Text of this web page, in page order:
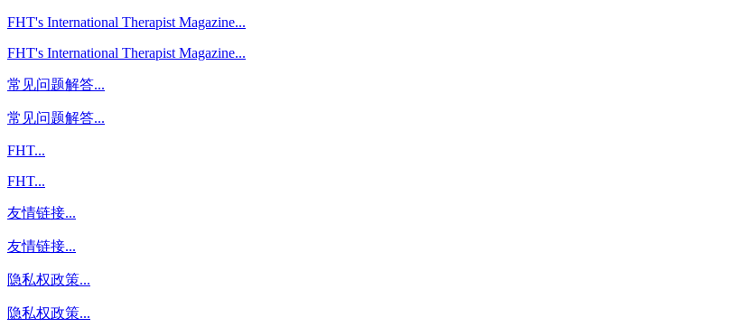
FHT's International Therapist Magazine...
FHT's International Therapist Magazine...
常见问题解答...
常见问题解答...
FHT...
FHT...
友情链接...
友情链接...
隐私权政策...
隐私权政策...